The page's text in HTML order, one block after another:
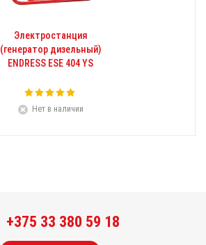
Электростанция
(генератор дизельный)
ENDRESS ESE 404 YS
Нет в наличии
+375 33 380 59 18